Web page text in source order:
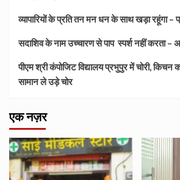
व्यापारियों के प्रति तन मन धन के साथ खड़ा रहूंगा –
सदाशिव के नाम उच्चारण से पाप स्पर्श नहीं करता –
पीएम श्री कंपोजिट विद्यालय प्रभुपुर में चोरी, किचन
सामान ले उड़े चोर
एक नज़र